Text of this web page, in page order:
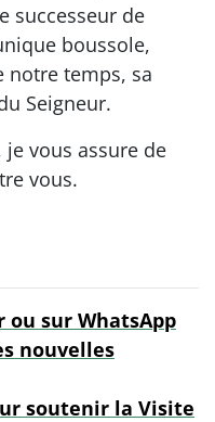
successeur de
boussole,
notre temps, sa
Seigneur.
vous assure de
vous.
ou sur WhatsApp
nouvelles
soutenir la Visite